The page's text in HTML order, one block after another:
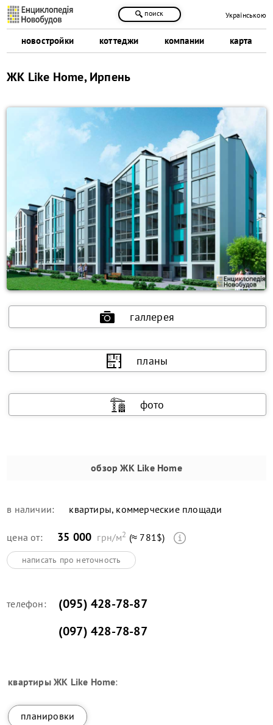
новостройки коттеджи компании карта
поиск Українською
ЖК Like Home, Ирпень
галлерея
планы
фото
обзор ЖК Like Home
в наличии: квартиры, коммерческие площади
цена от: 35 000 грн/м2 (≈ 781$)
написать про неточность
телефон:
(095) 428-78-87
(097) 428-78-87
квартирыЖК Like Home:
планировки